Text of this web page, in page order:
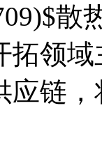
拓领
应链